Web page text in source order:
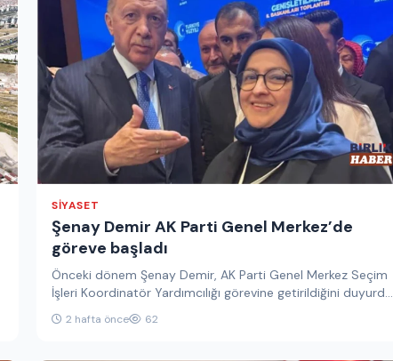
SIYASET
Şenay Demir AK Parti Genel Merkez’de
göreve başladı
Önceki dönem Şenay Demir, AK Parti Genel Merkez Seçim
İşleri Koordinatör Yardımcılığı görevine getirildiğini duyurdu.
Demir, yeni görevi…
2 hafta önce 62